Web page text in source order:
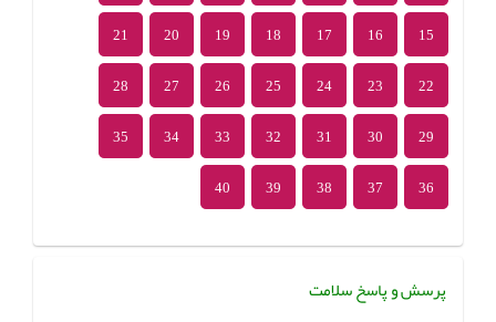
15
16
17
18
19
20
21
22
23
24
25
26
27
28
29
30
31
32
33
34
35
36
37
38
39
40
پرسش و پاسخ سلامت